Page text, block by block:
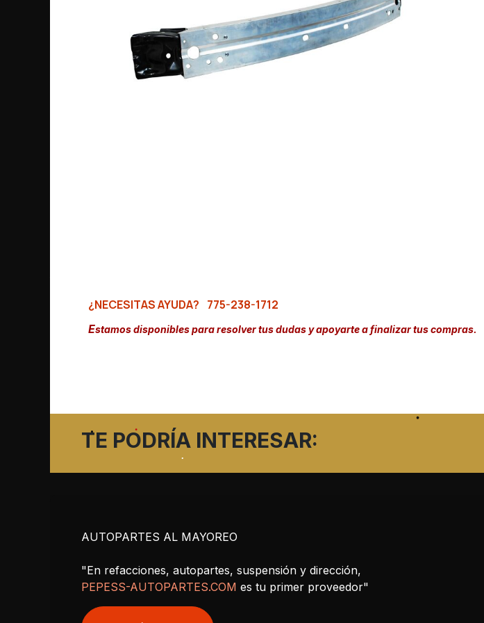
¿NECESITAS AYUDA? 775-238-1712
Estamos disponibles para resolver tus dudas y apoyarte a finalizar tus compras.
TE PODRÍA INTERESAR:
AUTOPARTES AL MAYOREO
"En refacciones, autopartes, suspensión y dirección,
PEPESS-AUTOPARTES.COM es tu primer proveedor"